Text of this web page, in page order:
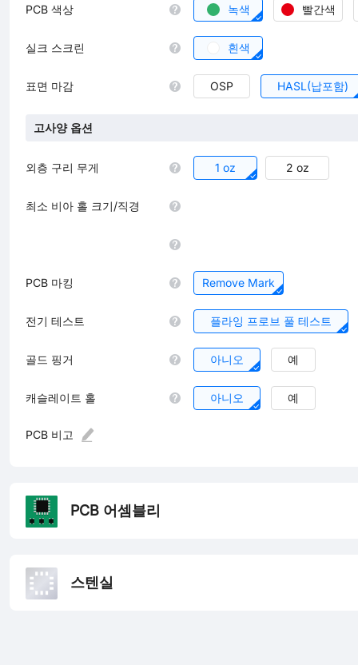
PCB 색상 녹색 빨간색
실크 스크린 흰색
표면 마감 OSP HASL(납포함)
고사양 옵션
외층 구리 무게 1 oz 2 oz
최소 비아 홀 크기/직경
PCB 마킹 Remove Mark
전기 테스트 플라잉 프로브 풀 테스트
골드 핑거 아니오 예
캐슬레이트 홀 아니오 예
PCB 비고
PCB 어셈블리
스텐실